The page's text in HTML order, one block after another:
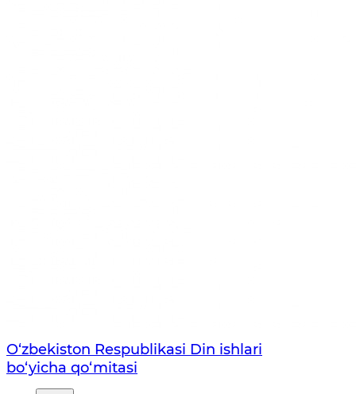
O‘zbekiston Respublikаsi Din ishlаri
bo‘yichа qo‘mitаsi